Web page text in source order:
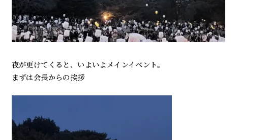
夜が更けてくると、いよいよメインイベント。
まずは会長からの挨拶